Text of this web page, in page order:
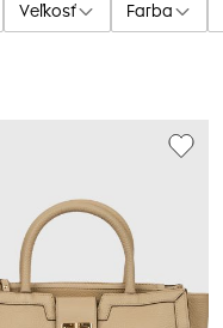
Veľkosť Farba